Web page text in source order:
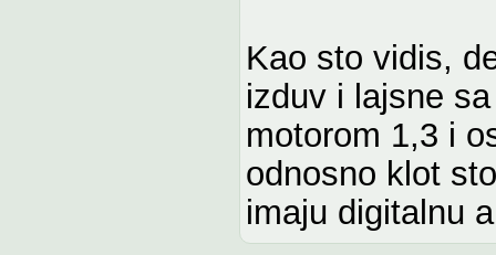
Kao sto vidis,
izduv i lajsne
motorom 1,3 i
odnosno klot
imaju digitalnu